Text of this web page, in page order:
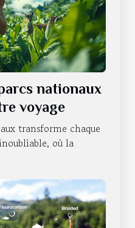
nationaux
voyage
transforme chaque
où la